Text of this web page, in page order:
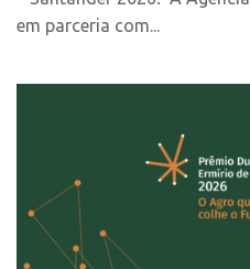
Pesquisa na USP
CEPIDs
Bolsa
Conexão USP
Conexão Inter-USP
Leis e Normas
Portal do Inventor
em parceria com...